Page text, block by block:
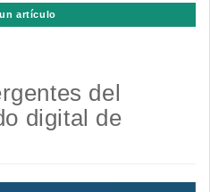
artículo
del
digital de